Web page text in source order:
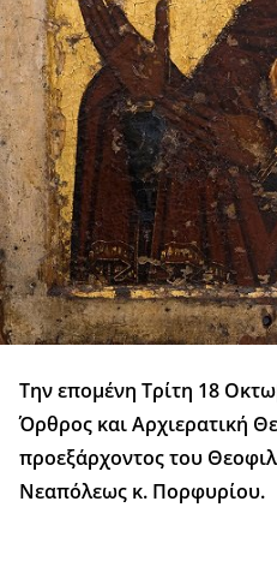
Την επομένη Τρίτη 18
Όρθρος και Αρχιερατική
προεξάρχοντος του
Νεαπόλεως κ. Πορφυρίου.